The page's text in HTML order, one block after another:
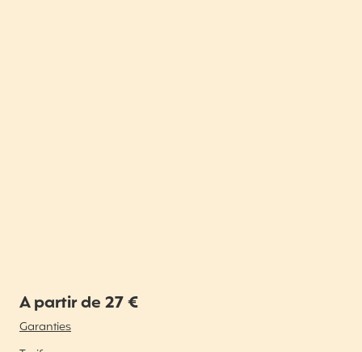
A partir de 27 €
Garanties